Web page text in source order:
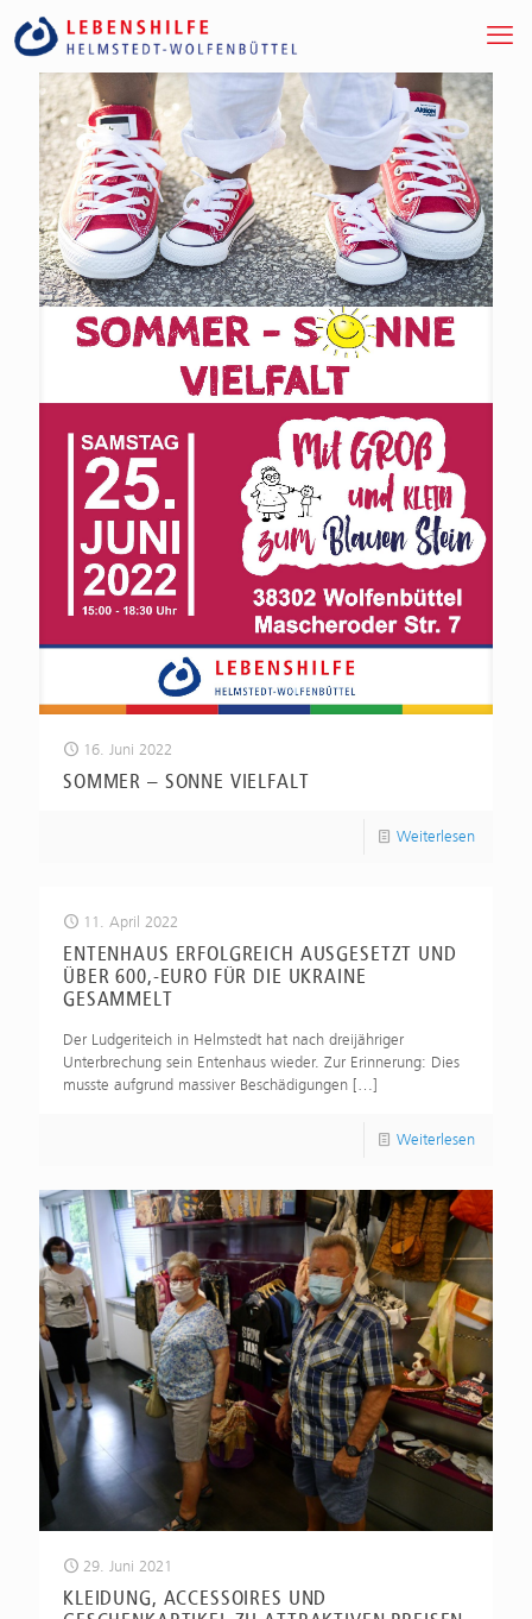
16. Juni 2022
SOMMER – SONNE VIELFALT
Weiterlesen
11. April 2022
ENTENHAUS ERFOLGREICH AUSGESETZT UND
ÜBER 600,-EURO FÜR DIE UKRAINE
GESAMMELT
Der Ludgeriteich in Helmstedt hat nach dreijähriger
Unterbrechung sein Entenhaus wieder. Zur Erinnerung: Dies
musste aufgrund massiver Beschädigungen […]
Weiterlesen
29. Juni 2021
KLEIDUNG, ACCESSOIRES UND